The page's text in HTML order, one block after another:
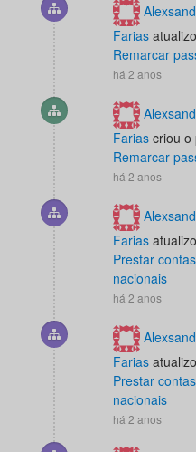
Farias
Remarcar
há 2 anos
Farias criou o
Remarcar
há 2 anos
Farias
Prestar
nacionais
há 2 anos
Farias
Prestar
nacionais
há 2 anos